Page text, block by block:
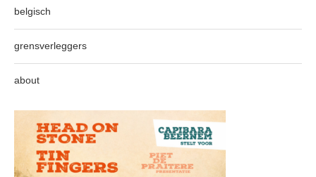
belgisch
grensverleggers
about